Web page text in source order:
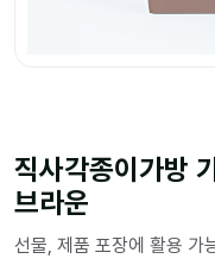
직사각종이가방
브라운
선물, 제품 포장에 활용 가